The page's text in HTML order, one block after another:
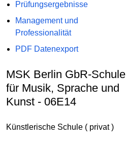
Prüfungsergebnisse
Management und
Professionalität
PDF Datenexport
MSK Berlin GbR-Schule
für Musik, Sprache und
Kunst - 06E14
Künstlerische Schule ( privat )